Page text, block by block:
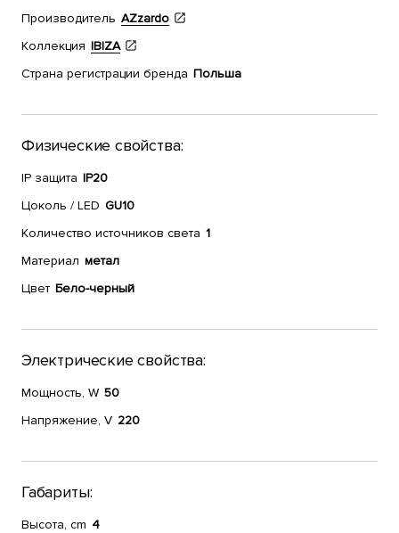
Производитель AZzardo
Коллекция IBIZA
Страна регистрации бренда Польша
Физические свойства:
IP защита IP20
Цоколь / LED GU10
Количество источников света 1
Материал метал
Цвет Бело-черный
Электрические свойства:
Мощность, W 50
Напряжение, V 220
Габариты:
Высота, cm 4